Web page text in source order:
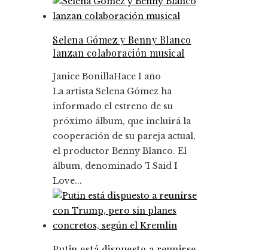
Selena Gómez y Benny Blanco
lanzan colaboración musical
Janice BonillaHace 1 año
La artista Selena Gómez ha
informado el estreno de su
próximo álbum, que incluirá la
cooperación de su pareja actual,
el productor Benny Blanco. El
álbum, denominado 'I Said I
Love...